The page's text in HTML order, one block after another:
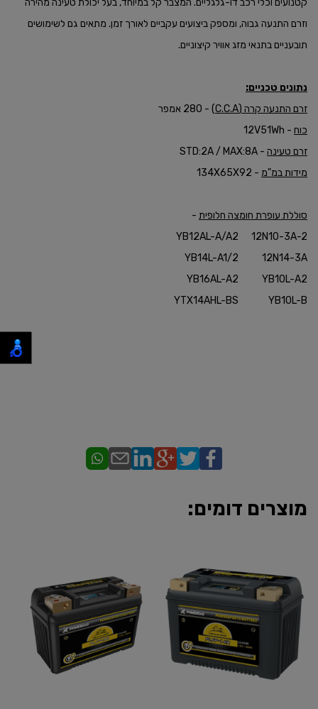
קטנועים וכלי רכב דו-גלגליים. המצבר קל במיוחד, בעל יכולת טעינה מהירה
וזרם התנעה גבוה, ומספק ביצועים עקביים לאורך זמן. מתאים גם לשימושים
תובעניים בתנאי מזג אוויר קיצוניים.
נתונים טכניים:
זרם התנעה קרה (C.C.A)
- 280 אמפר
כוח - 12V51Wh
זרם טעינה - STD:2A / MAX:8A
מידות במ"מ - 134X65X92
סוללת עופרת חומצה חלופית -
12N10-3A-2
12N14-3A
YB10L-A2
YB10L-B
YB12AL-A/A2
YB14L-A1/2
YB16AL-A2
YTX14AHL-BS
מוצרים דומים: